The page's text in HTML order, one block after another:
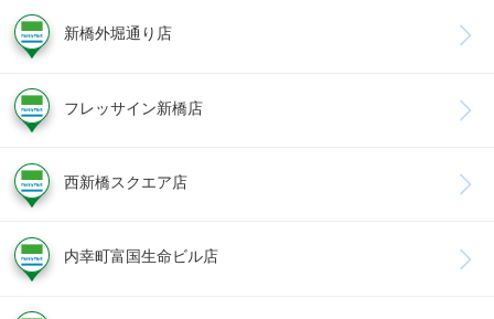
新橋外堀通り店
フレッサイン新橋店
西新橋スクエア店
内幸町富国生命ビル店